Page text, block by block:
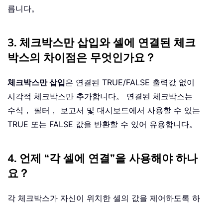
릅니다。
3. 체크박스만 삽입와 셀에 연결된 체크
박스의 차이점은 무엇인가요？
체크박스만 삽입은 연결된 TRUE/FALSE 출력값 없이
시각적 체크박스만 추가합니다。 연결된 체크박스는
수식， 필터， 보고서 및 대시보드에서 사용할 수 있는
TRUE 또는 FALSE 값을 반환할 수 있어 유용합니다。
4. 언제 “각 셀에 연결”을 사용해야 하나
요？
각 체크박스가 자신이 위치한 셀의 값을 제어하도록 하